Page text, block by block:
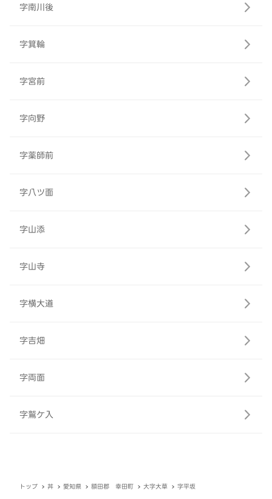
字南川後
字箕輪
字宮前
字向野
字薬師前
字八ツ面
字山添
字山寺
字横大道
字吉畑
字両面
字鷲ケ入
トップ 丼 愛知県 額田郡 幸田町 大字大草 字平坂